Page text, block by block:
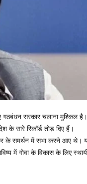
गठबंधन सरकार चलाना मुश्किल है।
सारे रिकॉर्ड तोड़ दिए हैं।
के समर्थन में सभा करने आए थे।
में गोवा के विकास के लिए